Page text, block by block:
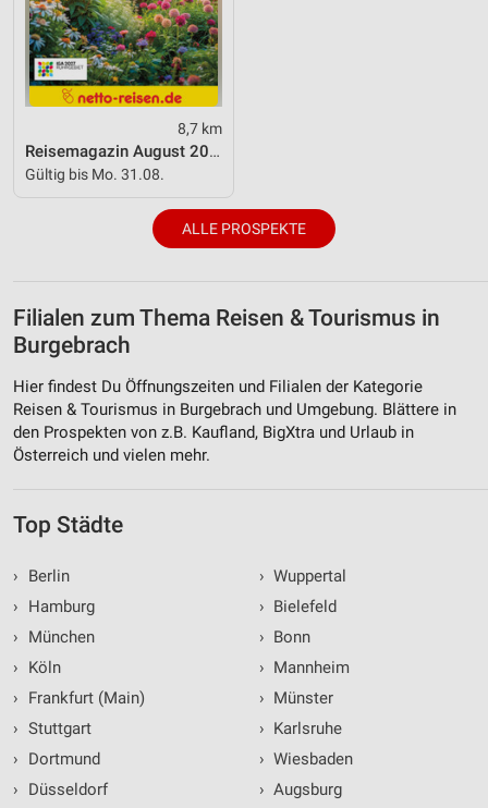
8,7 km
Reisemagazin August 2026
Gültig bis Mo. 31.08.
ALLE PROSPEKTE
Filialen zum Thema Reisen & Tourismus in
Burgebrach
Hier findest Du Öffnungszeiten und Filialen der Kategorie
Reisen & Tourismus in Burgebrach und Umgebung. Blättere in
den Prospekten von z.B. Kaufland, BigXtra und Urlaub in
Österreich und vielen mehr.
Top Städte
›
Berlin
›
Hamburg
›
München
›
Köln
›
Frankfurt (Main)
› Stuttgart
›
Dortmund
›
Düsseldorf
› Wuppertal
› Bielefeld
› Bonn
› Mannheim
› Münster
› Karlsruhe
› Wiesbaden
› Augsburg
Erstellung von Profilen zur Personalisierung
von Inhalten
Verwendung von Profilen zur Auswahl
personalisierter Inhalte
Messung der Werbeleistung
Analyse von Zielgruppen durch Statistiken oder
Entwicklung und Verbesserung der Angebote
Inhalten
IAB-Besonderheiten:
Verwendung genauer Standortdaten
Informationen identifizieren
Performance
Funktional
Werbung